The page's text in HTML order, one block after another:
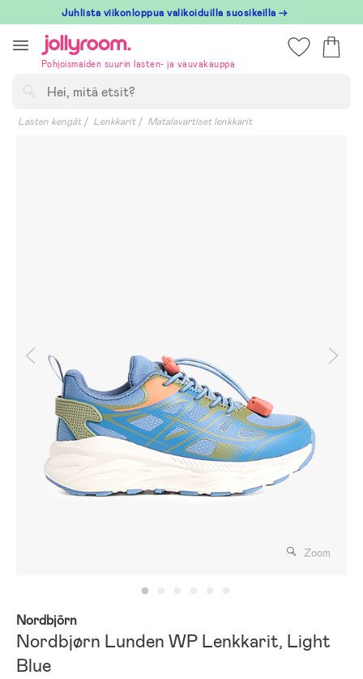
till
innehållet
Juhlista viikonloppua valikoiduilla suosikeilla →
Pohjoismaiden suurin lasten- ja vauvakauppa
Lasten kengät Lenkkarit Matalavartiset lenkkarit
Zoom
Nordbjörn
Nordbjørn Lunden WP Lenkkarit, Light
Blue